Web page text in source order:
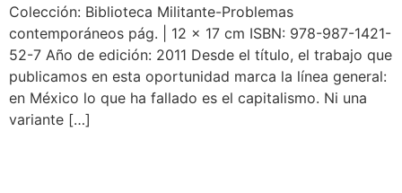
Colección: Biblioteca Militante-Problemas
contemporáneos pág. | 12 x 17 cm ISBN: 978-987-1421-
52-7 Año de edición: 2011 Desde el título, el trabajo que
publicamos en esta oportunidad marca la línea general:
en México lo que ha fallado es el capitalismo. Ni una
variante […]